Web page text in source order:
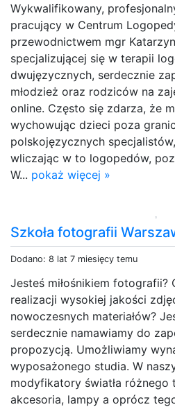
Wykwalifikowany,
pracujący w Centrum
przewodnictwem mgr
specjalizującej się w terapii
dwujęzycznych, serdecznie
młodzież oraz rodziców na
online. Często się zdarza, że
wychowując dzieci poza
polskojęzycznych
wliczając w to logopedów,
W... pokaż więcej »
Szkoła fotografii
Dodano: 8 lat 7 miesięcy temu
Jesteś miłośnikiem
realizacji wysokiej jakości
nowoczesnych materiałów?
serdecznie namawiamy do
propozycją. Umożliwiamy
wyposażonego studia. W
modyfikatory światła różnego
akcesoria, lampy a oprócz